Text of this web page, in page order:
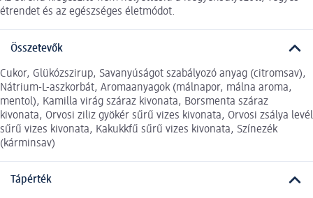
étrendet és az egészséges életmódot.
Összetevők
Cukor, Glükózszirup, Savanyúságot szabályozó anyag (citromsav),
Nátrium-L-aszkorbát, Aromaanyagok (málnapor, málna aroma,
mentol), Kamilla virág száraz kivonata, Borsmenta száraz
kivonata, Orvosi ziliz gyökér sűrű vizes kivonata, Orvosi zsálya levél
sűrű vizes kivonata, Kakukkfű sűrű vizes kivonata, Színezék
(kárminsav)
Tápérték